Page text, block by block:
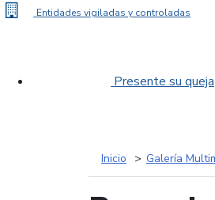
Entidades vigiladas y controladas
Presente su queja
Inicio Galería